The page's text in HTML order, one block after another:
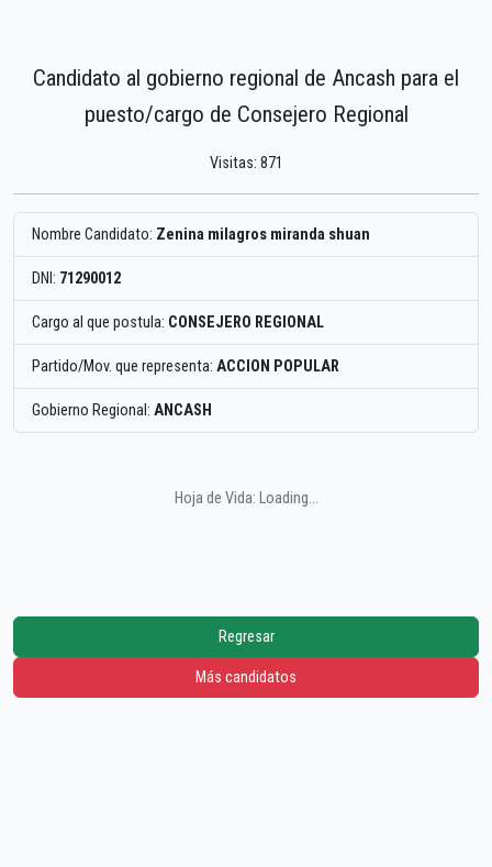
Candidato al gobierno regional de Ancash para el
puesto/cargo de Consejero Regional
Visitas: 871
Nombre Candidato: Zenina milagros miranda shuan
DNI: 71290012
Cargo al que postula: CONSEJERO REGIONAL
Partido/Mov. que representa: ACCION POPULAR
Gobierno Regional: ANCASH
Hoja de Vida: Loading...
Regresar
Más candidatos